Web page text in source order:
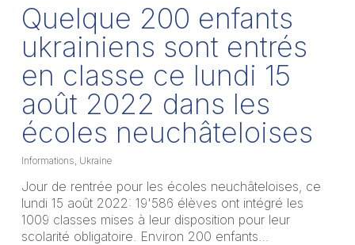
Quelque 200 enfants
ukrainiens sont entrés
en classe ce lundi 15
août 2022 dans les
écoles neuchâteloises
Informations, Ukraine
Jour de rentrée pour les écoles neuchâteloises, ce
lundi 15 août 2022: 19'586 élèves ont intégré les
1009 classes mises à leur disposition pour leur
scolarité obligatoire. Environ 200 enfants…